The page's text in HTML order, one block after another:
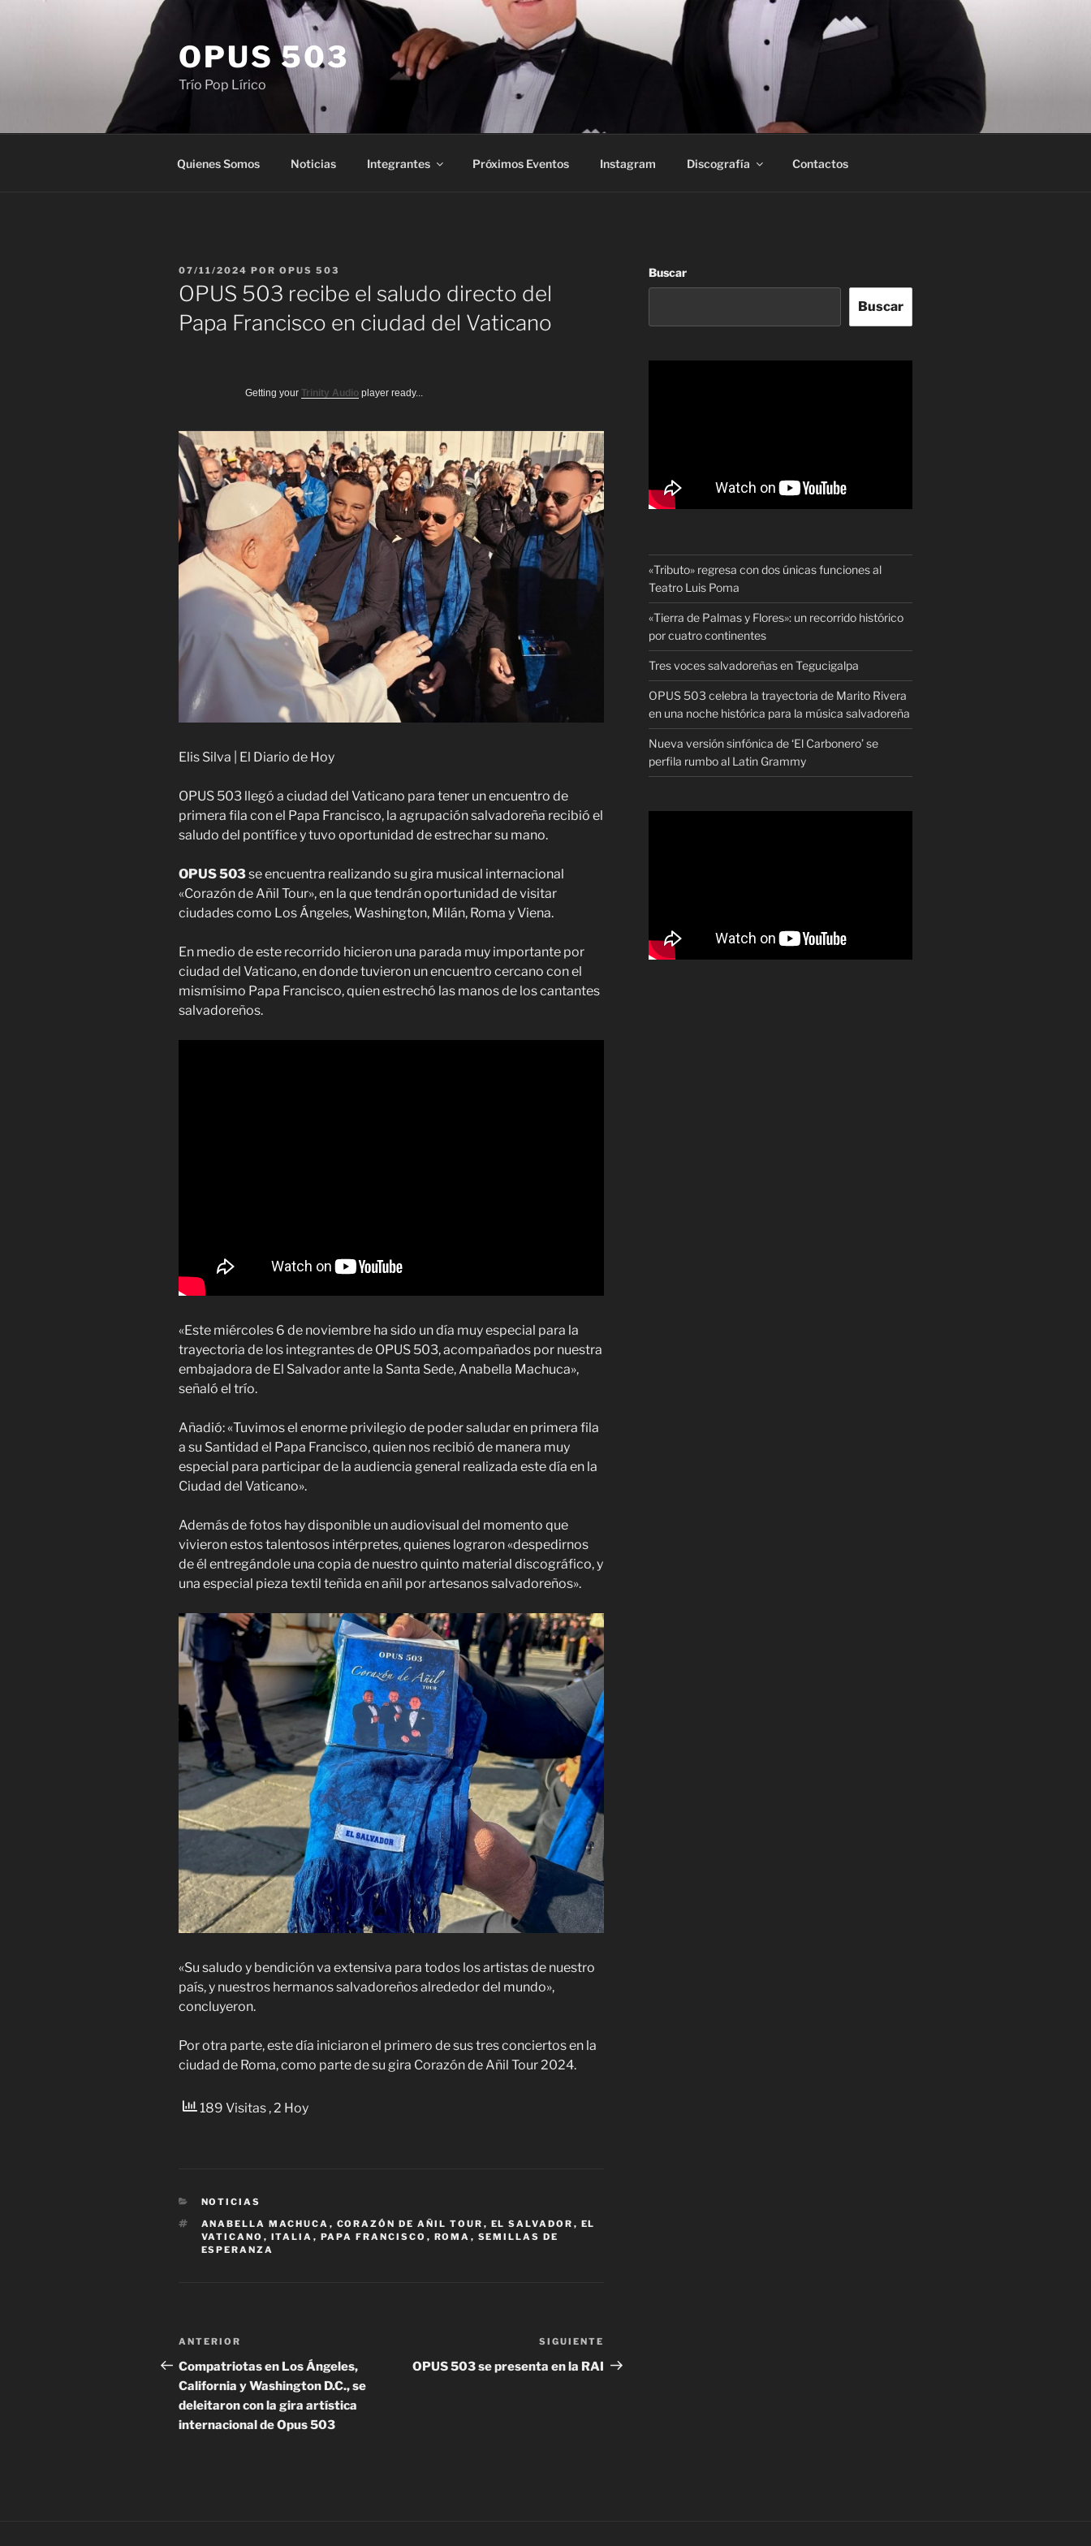
OPUS 503
Trío Pop Lírico
Quienes Somos Noticias Integrantes Próximos Eventos Instagram Discografía Contactos
PUBLICADO
EL
07/11/2024 POR OPUS 503
OPUS 503 recibe el saludo directo del
Papa Francisco en ciudad del Vaticano
Getting your Trinity Audio player ready...
Elis Silva | El Diario de Hoy
OPUS 503 llegó a ciudad del Vaticano para tener un encuentro de
primera fila con el Papa Francisco, la agrupación salvadoreña recibió el
saludo del pontífice y tuvo oportunidad de estrechar su mano.
OPUS 503se encuentra realizando su gira musical internacional
«Corazón de Añil Tour», en la que tendrán oportunidad de visitar
ciudades como Los Ángeles, Washington, Milán, Roma y Viena.
En medio de este recorrido hicieron una parada muy importante por
ciudad del Vaticano, en donde tuvieron un encuentro cercano con el
mismísimo Papa Francisco, quien estrechó las manos de los cantantes
salvadoreños.
«Este miércoles 6 de noviembre ha sido un día muy especial para la
trayectoria de los integrantes de OPUS 503, acompañados por nuestra
embajadora de El Salvador ante la Santa Sede, Anabella Machuca»,
señaló el trío.
Añadió: «Tuvimos el enorme privilegio de poder saludar en primera fila
a su Santidad el Papa Francisco, quien nos recibió de manera muy
especial para participar de la audiencia general realizada este día en la
Ciudad del Vaticano».
Además de fotos hay disponible un audiovisual del momento que
vivieron estos talentosos intérpretes, quienes lograron «despedirnos
de él entregándole una copia de nuestro quinto material discográfico, y
una especial pieza textil teñida en añil por artesanos salvadoreños».
«Su saludo y bendición va extensiva para todos los artistas de nuestro
país, y nuestros hermanos salvadoreños alrededor del mundo»,
concluyeron.
Por otra parte, este día iniciaron el primero de sus tres conciertos en la
ciudad de Roma, como parte de su gira Corazón de Añil Tour 2024.
189 Visitas , 2 Hoy
CATEGORÍAS
NOTICIAS
ETIQUETAS
ANABELLA MACHUCA , CORAZÓN DE AÑIL TOUR , EL SALVADOR , EL
VATICANO , ITALIA , PAPA FRANCISCO , ROMA , SEMILLAS DE
ESPERANZA
Navegación
de
entradas
Entrada
anterior:
ANTERIOR
Compatriotas en Los Ángeles,
California y Washington D.C., se
deleitaron con la gira artística
internacional de Opus 503
entrada
SIGUIENTE
OPUS 503 se presenta en la RAI
Buscar
Buscar
«Tributo» regresa con dos únicas funciones al
Teatro Luis Poma
«Tierra de Palmas y Flores»: un recorrido histórico
por cuatro continentes
Tres voces salvadoreñas en Tegucigalpa
OPUS 503 celebra la trayectoria de Marito Rivera
en una noche histórica para la música salvadoreña
Nueva versión sinfónica de ‘El Carbonero’ se
perfila rumbo al Latin Grammy